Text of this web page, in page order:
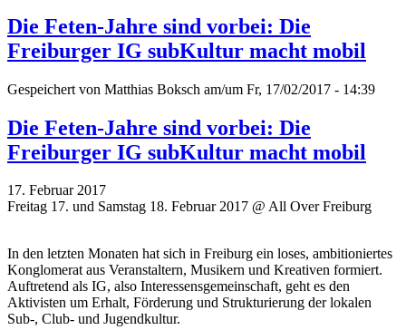
Die Feten-Jahre sind vorbei: Die
Freiburger IG subKultur macht mobil
Gespeichert von Matthias Boksch am/um Fr, 17/02/2017 - 14:39
Die Feten-Jahre sind vorbei: Die
Freiburger IG subKultur macht mobil
17. Februar 2017
Freitag 17. und Samstag 18. Februar 2017 @ All Over Freiburg
In den letzten Monaten hat sich in Freiburg ein loses, ambitioniertes
Konglomerat aus Veranstaltern, Musikern und Kreativen formiert.
Auftretend als IG, also Interessensgemeinschaft, geht es den
Aktivisten um Erhalt, Förderung und Strukturierung der lokalen
Sub-, Club- und Jugendkultur.